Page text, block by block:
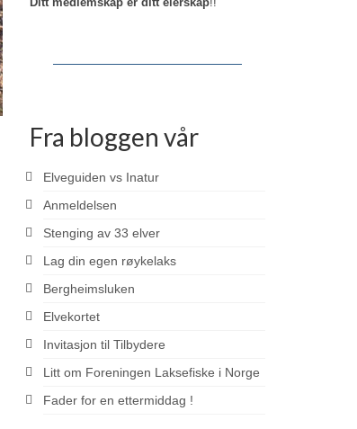
Ditt medlemskap er ditt eierskap!!
Fra bloggen vår
Elveguiden vs Inatur
Anmeldelsen
Stenging av 33 elver
Lag din egen røykelaks
Bergheimsluken
Elvekortet
Invitasjon til Tilbydere
Litt om Foreningen Laksefiske i Norge
Fader for en ettermiddag !